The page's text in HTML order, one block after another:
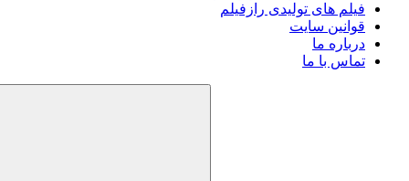
فیلم های تولیدی رازفیلم
قوانین سایت
درباره ما
تماس با ما